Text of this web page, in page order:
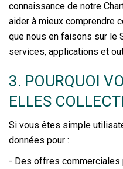
connaissance de notre
aider à mieux comprendre
que nous en faisons sur le
services, applications et
3. POURQUOI
ELLES
Si vous êtes simple
données pour :
- Des offres